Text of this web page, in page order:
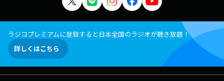
ラジコプレミアムに登録すると日本全国のラジオが聴き放題！
詳しくはこちら